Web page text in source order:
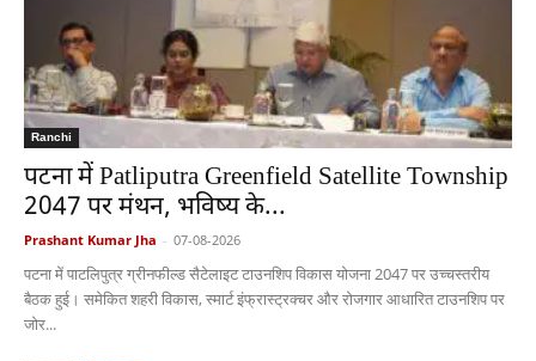
Ranchi
पटना में Patliputra Greenfield Satellite Township
2047 पर मंथन, भविष्य के...
Prashant Kumar Jha - 07-08-2026
पटना में पाटलिपुत्र ग्रीनफील्ड सैटेलाइट टाउनशिप विकास योजना 2047 पर उच्चस्तरीय
बैठक हुई। समेकित शहरी विकास, स्मार्ट इंफ्रास्ट्रक्चर और रोजगार आधारित टाउनशिप पर
जोर...